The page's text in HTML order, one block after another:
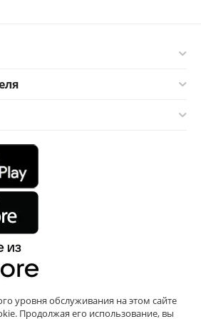
уровня обслуживания на этом сайте
Продолжая его использование, вы